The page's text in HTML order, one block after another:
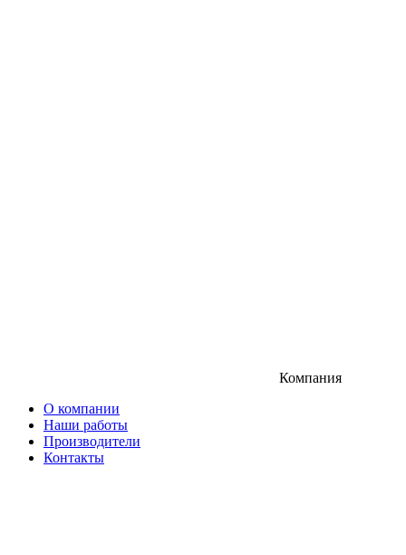
Компания
О компании
Наши работы
Производители
Контакты